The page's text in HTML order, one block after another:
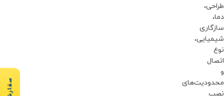
طراحی،
دما،
سازگاری
شیمیایی،
نوع
اتصال
و
محدودیت‌های
نصب